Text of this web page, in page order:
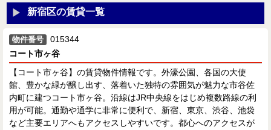
新宿区の賃貸一覧
物件番号
015344
コート市ヶ谷
【コート市ヶ谷】の賃貸物件情報です。外濠公園、各国の大使
館、豊かな緑が醸し出す、落着いた独特の雰囲気が魅力な市谷佐
内町に建つコート市ヶ谷。沿線はJR中央線をはじめ複数路線の利
用が可能。通勤や通学に非常に便利で、新宿、東京、渋谷、池袋
など主要エリアへもアクセスしやすいです。都心へのアクセスが